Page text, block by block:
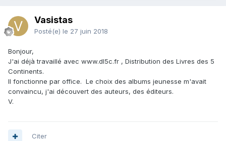
Vasistas
Posté(e) le 27 juin 2018
Bonjour,
J'ai déjà travaillé avec www.dl5c.fr , Distribution des Livres des 5
Continents.
Il fonctionne par office. Le choix des albums jeunesse m'avait
convaincu, j'ai découvert des auteurs, des éditeurs.
V.
Citer